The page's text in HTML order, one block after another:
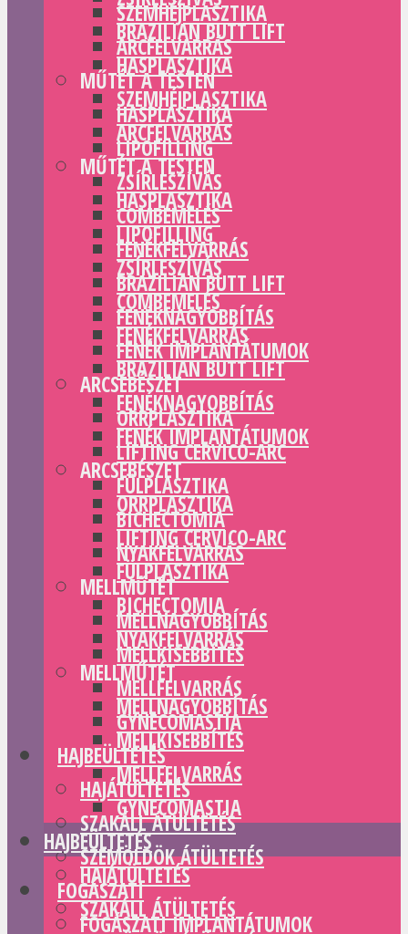
SZEMHÉJPLASZTIKA
ARCFELVARRÁS
MŰTÉT A TESTEN
HASPLASZTIKA
LIPOFILLING
ZSÍRLESZÍVÁS
COMBEMELÉS
FENÉKFELVARRÁS
BRAZILIAN BUTT LIFT
FENÉKNAGYOBBÍTÁS
FENÉK IMPLANTÁTUMOK
ARCSEBÉSZET
ORRPLASZTIKA
LIFTING CERVICO-ARC
FÜLPLASZTIKA
BICHECTOMIA
NYAKFELVARRÁS
MELLMŰTÉT
MELLNAGYOBBÍTÁS
MELLKISEBBÍTÉS
MELLFELVARRÁS
GYNECOMASTIA
HAJBEÜLTETÉS
HAJÁTÜLTETÉS
SZAKÁLL ÁTÜLTETÉS
SZEMÖLDÖK ÁTÜLTETÉS
FOGÁSZATI
FOGÁSZATI IMPLANTÁTUMOK
BRAZILIAN BUTT LIFT
HASPLASZTIKA
SZEMHÉJPLASZTIKA
ARCFELVARRÁS
MŰTÉT A TESTEN
HASPLASZTIKA
LIPOFILLING
ZSÍRLESZÍVÁS
COMBEMELÉS
FENÉKFELVARRÁS
BRAZILIAN BUTT LIFT
FENÉKNAGYOBBÍTÁS
FENÉK IMPLANTÁTUMOK
ARCSEBÉSZET
ORRPLASZTIKA
LIFTING CERVICO-ARC
FÜLPLASZTIKA
BICHECTOMIA
NYAKFELVARRÁS
MELLMŰTÉT
MELLNAGYOBBÍTÁS
MELLKISEBBÍTÉS
MELLFELVARRÁS
GYNECOMASTIA
HAJBEÜLTETÉS
HAJÁTÜLTETÉS
SZAKÁLL ÁTÜLTETÉS